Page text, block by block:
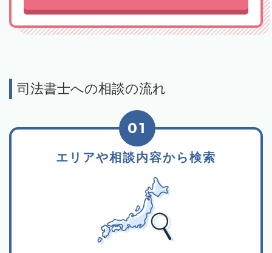
司法書士への相談の流れ
エリアや相談内容から検索
01